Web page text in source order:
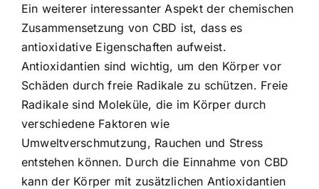
Ein weiterer interessanter Aspekt der chemischen
Zusammensetzung von CBD ist, dass es
antioxidative Eigenschaften aufweist.
Antioxidantien sind wichtig, um den Körper vor
Schäden durch freie Radikale zu schützen. Freie
Radikale sind Moleküle, die im Körper durch
verschiedene Faktoren wie
Umweltverschmutzung, Rauchen und Stress
entstehen können. Durch die Einnahme von CBD
kann der Körper mit zusätzlichen Antioxidantien